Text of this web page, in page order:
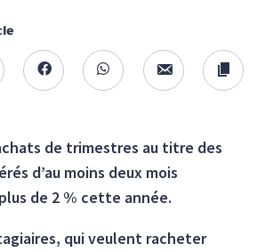
de trimestres au titre des
d’au moins deux mois
de 2 % cette année.
qui veulent racheter